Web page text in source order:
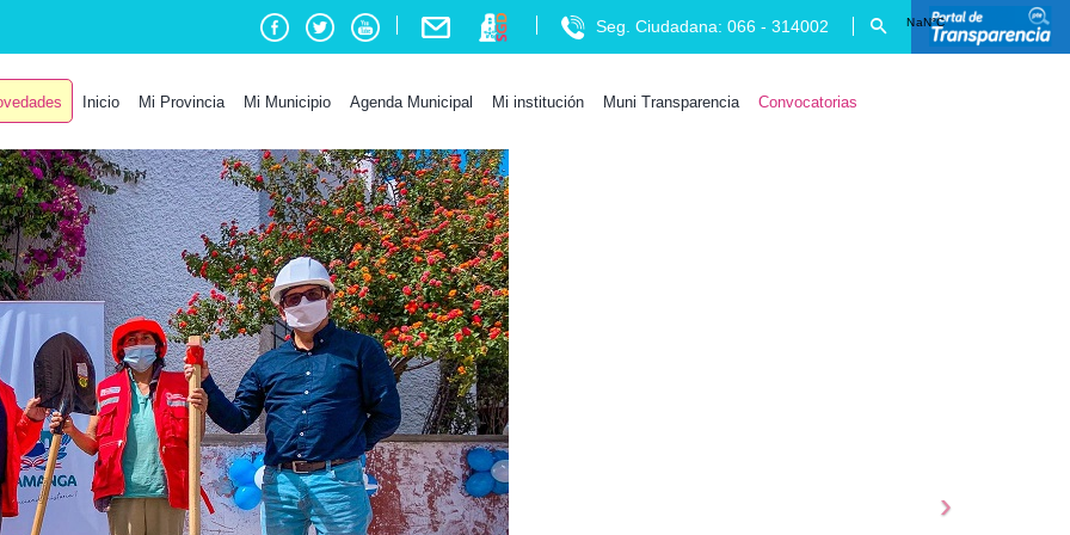
Seg. Ciudadana: 066 - 314002
Inicio Mi Provincia Mi Municipio Agenda Municipal Mi institución Muni Transparencia Convocatorias